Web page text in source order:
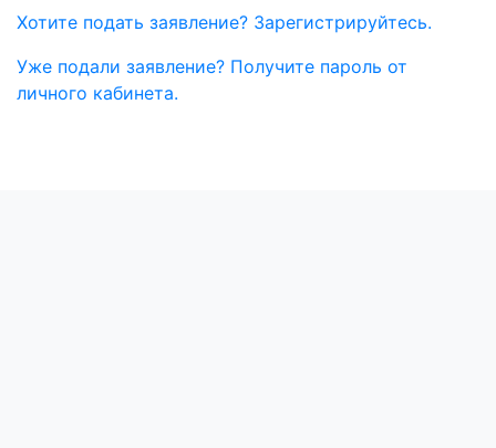
Хотите подать заявление? Зарегистрируйтесь.
Уже подали заявление? Получите пароль от
личного кабинета.